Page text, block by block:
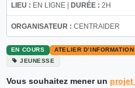
LIEU : EN LIGNE | DURÉE : 2H
ORGANISATEUR : CENTRAIDER
EN COURS ATELIER D’INFORMATION
JEUNESSE
Vous souhaitez mener un